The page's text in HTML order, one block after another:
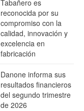
Tabañero es
reconocida por su
compromiso con la
calidad, innovación y
excelencia en
fabricación
Danone informa sus
resultados financieros
del segundo trimestre
de 2026